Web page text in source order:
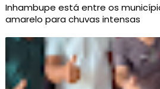
Inhambupe está entre os
amarelo para chuvas intensas